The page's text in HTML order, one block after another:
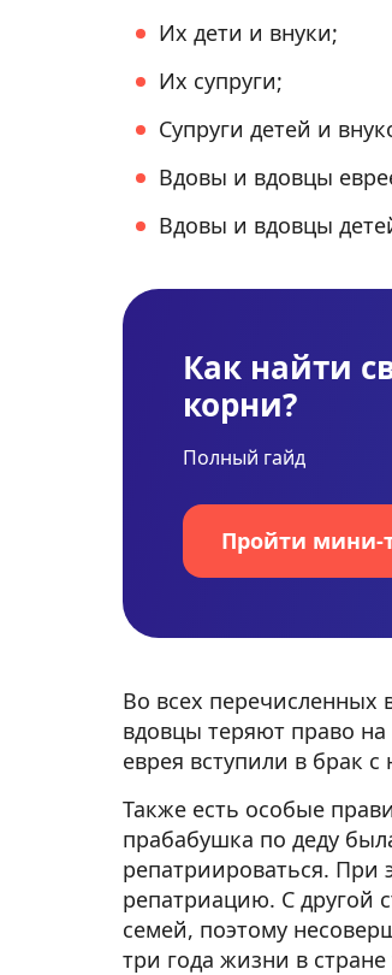
Их дети и внуки;
Их супруги;
Супруги детей и
Вдовы и вдовцы
Вдовы и вдовцы
Как найти
корни?
Полный гайд
Пройти мини-
Во всех
вдовцы теряют право
еврея вступили в брак с
Также есть особые
прабабушка по деду
репатриироваться. При
репатриацию. С другой
семей, поэтому
три года жизни в